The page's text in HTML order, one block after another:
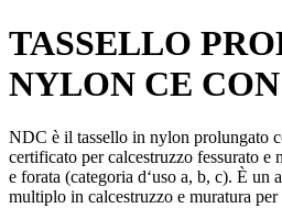
TASSELLO
NYLON CE
NDC è il tassello in nylon prolungato
certificato per calcestruzzo fessurato e
e forata (categoria d‘uso a, b, c). È un
multiplo in calcestruzzo e muratura